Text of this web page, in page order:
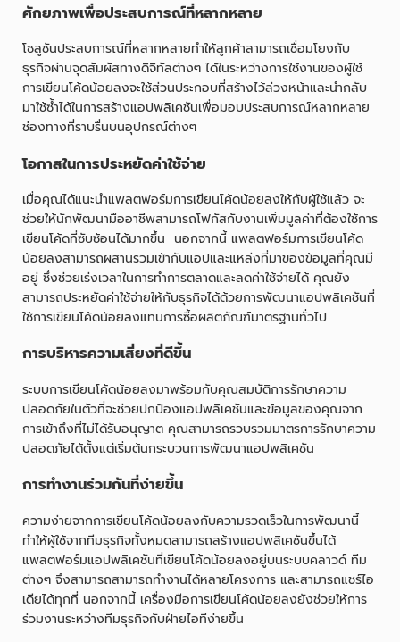
ศักยภาพเพื่อประสบการณ์ที่หลากหลาย
โซลูชันประสบการณ์ที่หลากหลายทำให้ลูกค้าสามารถเชื่อมโยงกับ
ธุรกิจผ่านจุดสัมผัสทางดิจิทัลต่างๆ ได้ในระหว่างการใช้งานของผู้ใช้
การเขียนโค้ดน้อยลงจะใช้ส่วนประกอบที่สร้างไว้ล่วงหน้าและนำกลับ
มาใช้ซ้ำได้ในการสร้างแอปพลิเคชันเพื่อมอบประสบการณ์หลากหลาย
ช่องทางที่ราบรื่นบนอุปกรณ์ต่างๆ
โอกาสในการประหยัดค่าใช้จ่าย
เมื่อคุณได้แนะนำแพลตฟอร์มการเขียนโค้ดน้อยลงให้กับผู้ใช้แล้ว จะ
ช่วยให้นักพัฒนามืออาชีพสามารถโฟกัสกับงานเพิ่มมูลค่าที่ต้องใช้การ
เขียนโค้ดที่ซับซ้อนได้มากขึ้น นอกจากนี้ แพลตฟอร์มการเขียนโค้ด
น้อยลงสามารถผสานรวมเข้ากับแอปและแหล่งที่มาของข้อมูลที่คุณมี
อยู่ ซึ่งช่วยเร่งเวลาในการทำการตลาดและลดค่าใช้จ่ายได้ คุณยัง
สามารถประหยัดค่าใช้จ่ายให้กับธุรกิจได้ด้วยการพัฒนาแอปพลิเคชันที่
ใช้การเขียนโค้ดน้อยลงแทนการซื้อผลิตภัณฑ์มาตรฐานทั่วไป
การบริหารความเสี่ยงที่ดีขึ้น
ระบบการเขียนโค้ดน้อยลงมาพร้อมกับคุณสมบัติการรักษาความ
ปลอดภัยในตัวที่จะช่วยปกป้องแอปพลิเคชันและข้อมูลของคุณจาก
การเข้าถึงที่ไม่ได้รับอนุญาต คุณสามารถรวบรวมมาตรการรักษาความ
ปลอดภัยได้ตั้งแต่เริ่มต้นกระบวนการพัฒนาแอปพลิเคชัน
การทำงานร่วมกันที่ง่ายขึ้น
ความง่ายจากการเขียนโค้ดน้อยลงกับความรวดเร็วในการพัฒนานี้
ทำให้ผู้ใช้จากทีมธุรกิจทั้งหมดสามารถสร้างแอปพลิเคชันขึ้นได้
แพลตฟอร์มแอปพลิเคชันที่เขียนโค้ดน้อยลงอยู่บนระบบคลาวด์ ทีม
ต่างๆ จึงสามารถสามารถทำงานได้หลายโครงการ และสามารถแชร์ไอ
เดียได้ทุกที่ นอกจากนี้ เครื่องมือการเขียนโค้ดน้อยลงยังช่วยให้การ
ร่วมงานระหว่างทีมธุรกิจกับฝ่ายไอทีง่ายขึ้น